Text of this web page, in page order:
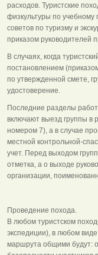
расходов. Туристские
физкультуры по учебному
советов по туризму и
приказом руководителей
В случаях, когда
постановлением
по утвержденной смете,
удостоверение.
Последние разделы
включают выезд группы в
номером 7), а в случае
местной контрольной-
учет. Перед выходом
отметка, а о выходе
организации,
Проведение похода.
В любом туристском
экспедиции), в любом
маршрута общими будут: